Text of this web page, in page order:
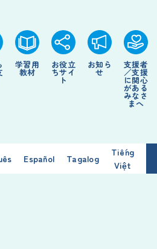
学習用
教材
お役立
ちサイ
ト
お知ら
せ
支援者
／支援
に関心
がある
みなさ
まへ
Español Tagalog
Tiếng
Việt